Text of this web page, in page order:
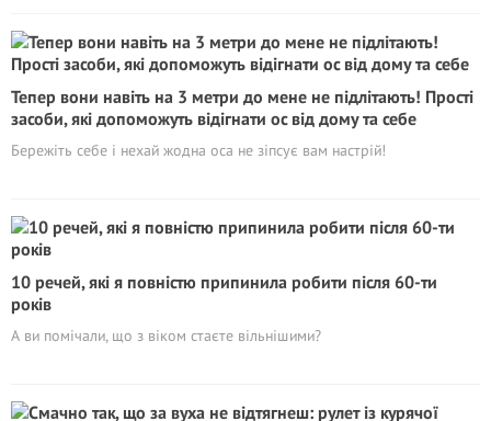
Тепер вони навіть на 3 метри до мене не підлітають! Прості
засоби, які допоможуть відігнати ос від дому та себе
Бережіть себе і нехай жодна оса не зіпсує вам настрій!
10 речей, які я повністю припинила робити після 60-ти
років
А ви помічали, що з віком стаєте вільнішими?